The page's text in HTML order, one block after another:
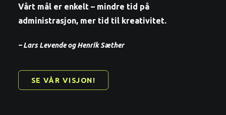
Vårt mål er enkelt – mindre tid på
administrasjon, mer tid til kreativitet.
– Lars Levende og Henrik Sæther
SE VÅR VISJON!